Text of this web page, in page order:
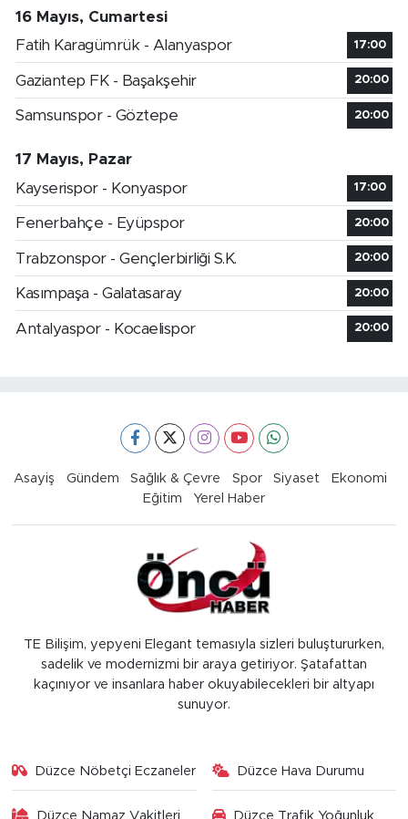
16 Mayıs, Cumartesi
Fatih Karagümrük - Alanyaspor
17:00
Gaziantep FK - Başakşehir 20:00
Samsunspor - Göztepe 20:00
17 Mayıs, Pazar
Kayserispor - Konyaspor
17:00
Fenerbahçe - Eyüpspor 20:00
Trabzonspor - Gençlerbirliği S.K. 20:00
Kasımpaşa - Galatasaray 20:00
Antalyaspor - Kocaelispor 20:00
Asayiş Gündem Sağlık & Çevre Spor Siyaset
Ekonomi
Eğitim
Yerel Haber
TE Bilişim, yepyeni Elegant temasıyla sizleri buluştururken,
sadelik ve modernizmi bir araya getiriyor. Şatafattan
kaçınıyor ve insanlara haber okuyabilecekleri bir altyapı
sunuyor.
Düzce Nöbetçi Eczaneler Düzce Hava Durumu
Düzce Namaz Vakitleri Düzce Trafik Yoğunluk